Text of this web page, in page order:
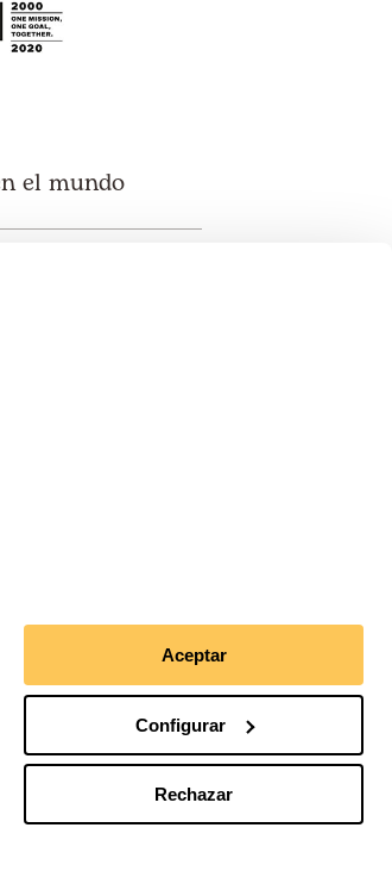
Aceptar
Configurar
Rechazar
el mundo